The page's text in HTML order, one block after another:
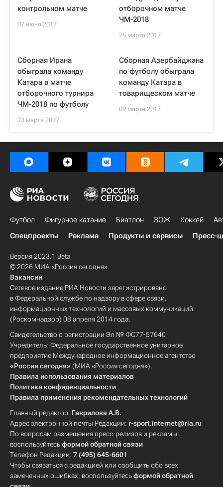
контрольном матче
07 июня 2017
отборочном матче
ЧМ-2018
28 марта 2017
Сборная Ирана
обыграла команду
Катара в матче
отборочного турнира
ЧМ-2018 по футболу
23 марта 2017
Сборная Азербайджана
по футболу обыграла
команду Катара в
товарищеском матче
09 марта 2017
Футбол Фигурное катание Биатлон ЗОЖ Хоккей
Спецпроекты
Реклама Продукты и сервисы Пресс-
Версия 2023.1 Beta
© 2026 МИА «Россия сегодня»
Вакансии
Сетевое издание РИА Новости зарегистрировано
в Федеральной службе по надзору в сфере связи,
информационных технологий и массовых коммуникаций
(Роскомнадзор) 08 апреля 2014 года.
Свидетельство о регистрации Эл № ФС77-57640
Учредитель: Федеральное государственное унитарное
предприятие Международное информационное агентство
«Россия сегодня» (МИА «Россия сегодня»).
Правила использования материалов
Политика конфиденциальности
Правила применения рекомендательных технологий
Главный редактор: Гаврилова А.В.
Адрес электронной почты Редакции: r-sport.internet@ria.ru
По вопросам размещения пресс-релизов и рекламы
воспользуйтесьформой обратной связи
Телефон Редакции: 7 (495) 645-6601
Чтобы связаться с редакцией или сообщить обо всех
замеченных ошибках, воспользуйтесьформой обратной